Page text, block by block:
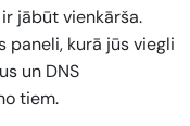
jābūt vienkārša.
paneli, kurā jūs viegli
un DNS
tiem.